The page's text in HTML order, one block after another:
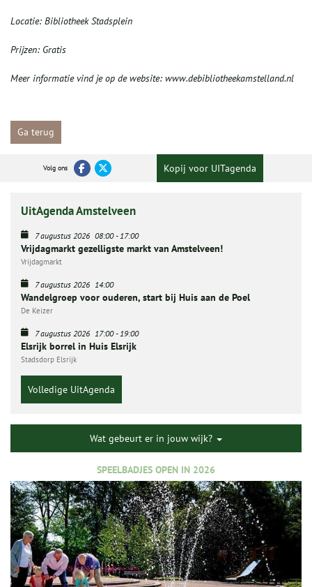
Locatie: Bibliotheek Stadsplein
Prijzen: Gratis
Meer informatie vind je op de website: www.debibliotheekamstelland.nl
Ga terug
Volg ons Kopij voor UITagenda
UitAgenda Amstelveen
7 augustus 2026 08:00-17:00
Vrijdagmarkt gezelligste markt van Amstelveen!
Vrijdagmarkt
7 augustus 2026 14:00
Wandelgroep voor ouderen, start bij Huis aan de Poel
De Keizer
7 augustus 2026 17:00-19:00
Elsrijk borrel in Huis Elsrijk
Stadsdorp Elsrijk
Volledige UitAgenda
Wat gebeurt er in jouw wijk?
SPEELBADJES OPEN IN 2026